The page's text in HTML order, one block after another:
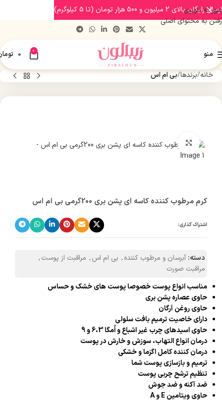
عبور به ناوبری
رفتن به محتوای اصلی
منو 0
0
خانه برندها بی ام اس
بزرگنمایی تصویر
کرم مرطوب کننده کاسه ای پشن بری 200گرمی بی ام اس
اشتراک گذاری:
دسته: آبرسان و مرطوب کننده, بی ام اس, مراقبت از پوست,
مراقبت صورت
مناسب انواع پوست خصوصا پوست های خشک و حساس
حاوی عصاره پشن بری
حاوی روغن آرگان
دارای خاصیت ترمیم بافت سلولی
حاوی اسیدهای چرب غیر اشباع و اُمگا 6،3 و 9
درمان انواع التهاب، سوزش و خارش در پوست
درمان کننده کامل اگزما و خشکی
ترمیم و بازسازی پوست شما
تنظیم ترشح چربی پوست
ضد آکنه و ضد جوش
حاوی ویتامین E و A
ارسال رایگان بالای 2 میلیون و 500 هزار تومان (تا 5 کیلوگرم)